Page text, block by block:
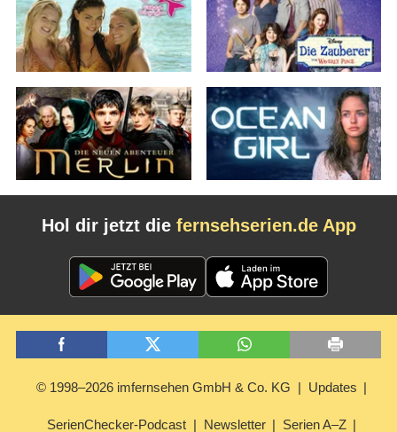
Hol dir jetzt die fernsehserien.de App
© 1998–2026 imfernsehen GmbH & Co. KG Updates
SerienChecker-Podcast Newsletter Serien A–Z